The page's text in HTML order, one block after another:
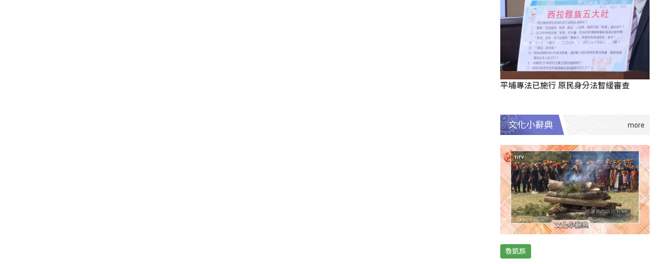
平埔專法已施行 原民身分法暫緩審查
文化小辭典
魯凱族